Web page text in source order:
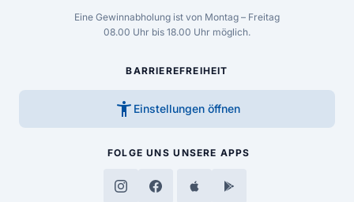
Eine Gewinnabholung ist von Montag – Freitag
08.00 Uhr bis 18.00 Uhr möglich.
BARRIEREFREIHEIT
accessibility_new Einstellungen öffnen
FOLGE UNS UNSERE APPS